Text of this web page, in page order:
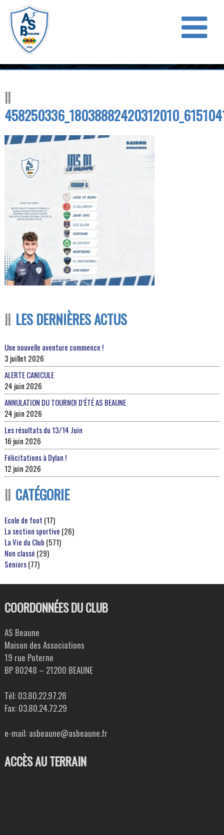
LES DERNIÈRES ACTUS
Une nouvelle aventure commence !
3 juillet 2026
ALERTE CANICULE
24 juin 2026
ANNULATION DU TOURNOI D’ÉTÉ AS BEAUNE
24 juin 2026
Les résultats du 13/14 Juin
16 juin 2026
Félicitations à Dylan !
12 juin 2026
CATÉGORIE
Ecole de foot (17)
La section sportive (26)
La Vie du Club (571)
Non classé (29)
Seniors(77)
COORDONNÉES DU CLUB
AS Beaune
Maison des Associations
19 rue Poterne
BP 80248 – 21200 BEAUNE
Tél: 03.80.22.97.28
Fax: 03.80.24.72.29
e-mail: asbeaune@asbeaune.fr
ACCÈS AU TERRAIN